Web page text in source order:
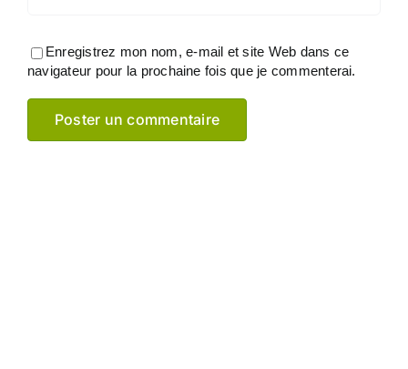
Enregistrez mon nom, e-mail et site Web dans ce
navigateur pour la prochaine fois que je commenterai.